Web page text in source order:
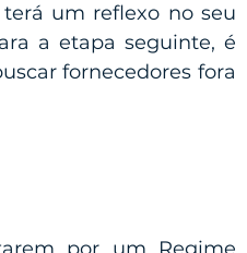
um reflexo no seu
a etapa seguinte, é
fornecedores fora